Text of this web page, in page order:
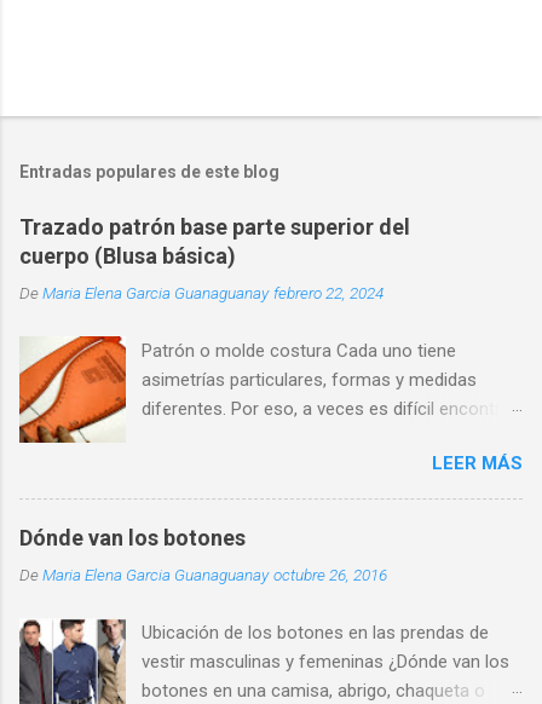
Entradas populares de este blog
Trazado patrón base parte superior del
cuerpo (Blusa básica)
DeMaria Elena Garcia Guanaguanay febrero 22, 2024
Patrón o molde costura Cada uno tiene
asimetrías particulares, formas y medidas
diferentes. Por eso, a veces es difícil encontrar
nuestra silueta y que nos haga sentir cómodos
y seguros.
LEER MÁS
Dónde van los botones
DeMaria Elena Garcia Guanaguanay octubre 26, 2016
Ubicación de los botones en las prendas de
vestir masculinas y femeninas ¿Dónde van los
botones en una camisa, abrigo, chaqueta o